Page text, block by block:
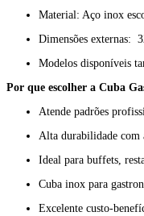
Material: Aço inox
Dimensões externas:
Modelos disponíveis
Por que escolher a Cuba
Atende padrões
Alta durabilidade com
Ideal para buffets,
Cuba inox para
Excelente custo-